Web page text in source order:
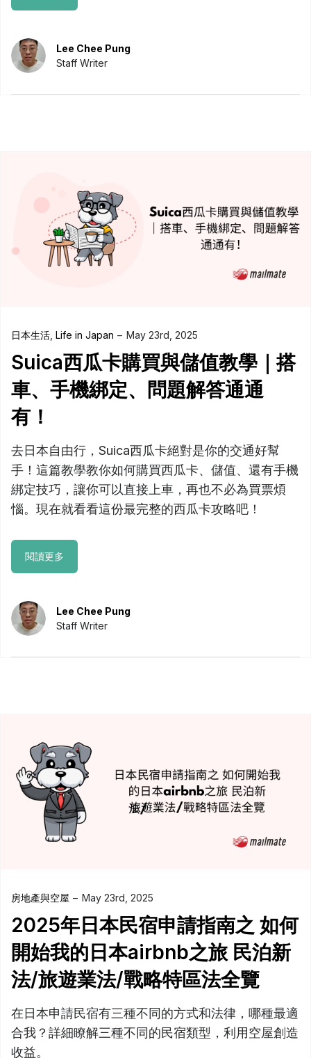
Lee Chee Pung
Staff Writer
日本生活 Life in Japan May 23rd, 2025
Suica西瓜卡購買與儲值教學｜搭
車、手機綁定、問題解答通通
有！
去日本自由行，Suica西瓜卡絕對是你的交通好幫
手！這篇教學教你如何購買西瓜卡、儲值、還有手機
綁定技巧，讓你可以直接上車，再也不必為買票煩
惱。現在就看看這份最完整的西瓜卡攻略吧！
閱讀更多
Lee Chee Pung
Staff Writer
房地產與空屋 May 23rd, 2025
2025年日本民宿申請指南之 如何
開始我的日本airbnb之旅 民泊新
法/旅遊業法/戰略特區法全覽
在日本申請民宿有三種不同的方式和法律，哪種最適
合我？詳細瞭解三種不同的民宿類型，利用空屋創造
收益。